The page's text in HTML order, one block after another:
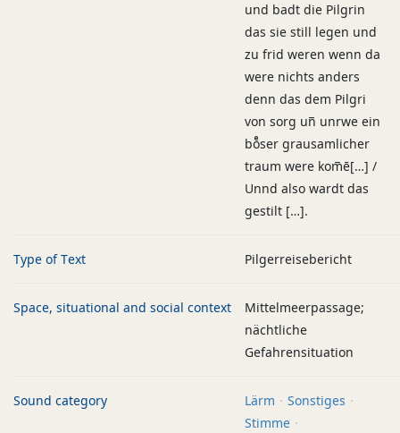
und badt die Pilgrin
das sie still legen und
zu frid weren wenn da
were nichts anders
denn das dem Pilgri
von sorg un̅ unrwe ein
boͤser grausamlicher
traum were kom̅ē[…] /
Unnd also wardt das
gestilt […].
Type of Text Pilgerreisebericht
Space, situational and social context
Mittelmeerpassage;
nächtliche
Gefahrensituation
Sound category Lärm
Sonstiges
Stimme